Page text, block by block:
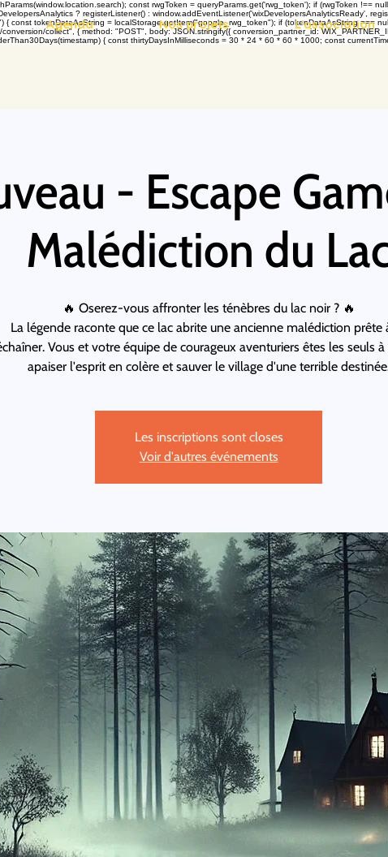
const rwgToken = queryParams.get('rwg_token'); if (rwgToken !==
? registerListener() : window.addEventListener('wixDevelopersAnalyticsReady',
const tokenDataAsString = localStorage.getItem("google_rwg_token"); if (tokenDataAsString ===
collect", { method: "POST", body: JSON.stringify({ conversion_partner_id:
{ const thirtyDaysInMilliseconds = 30 * 24 * 60 * 60 * 1000; const
Agenda Nos projets L'association
- Escape
Malédiction du
🔥 Oserez-vous affronter les ténèbres du lac noir ? 🔥
La légende raconte que ce lac abrite une ancienne malédiction prête
Vous et votre équipe de courageux aventuriers êtes les seuls
apaiser l'esprit en colère et sauver le village d'une terrible
Les inscriptions sont closes
Voir d'autres événements